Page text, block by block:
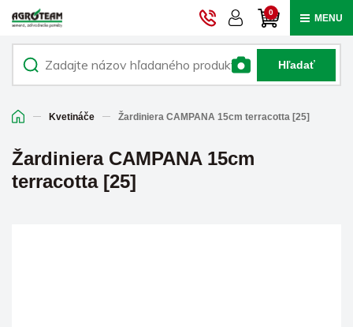
0 MENU
Hľadať
Kvetináče Žardiniera CAMPANA 15cm terracotta [25]
Žardiniera CAMPANA 15cm
terracotta [25]